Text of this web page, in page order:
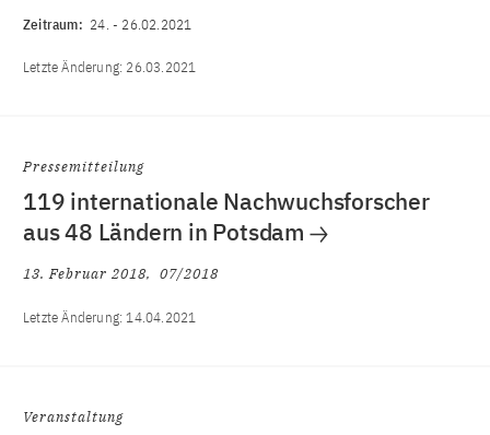
Zeitraum: 24. - 26.02.2021
Letzte Änderung: 26.03.2021
Pressemitteilung
119 internationale Nachwuchsforscher
aus 48 Ländern in Potsdam
13. Februar 2018 07/2018
Letzte Änderung:14.04.2021
Veranstaltung